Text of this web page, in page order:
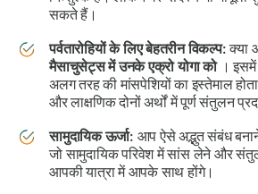
सकते हैं।
पर्वतारोहियों के लिए बेहतरीन विकल्प:क्या
मैसाचुसेट्स में उनके एक्रो योगा को। इसमें
अलग तरह की मांसपेशियों का इस्तेमाल
और लाक्षणिक दोनों अर्थों में पूर्ण संतुलन
सामुदायिक ऊर्जा: आप ऐसे अद्भुत संबंध
जो सामुदायिक परिवेश में सांस लेने और
आपकी यात्रा में आपके साथ होंगे।